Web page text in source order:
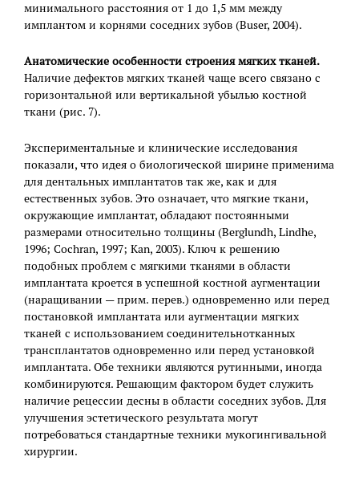
минимального расстояния от 1 до 1,5 мм между
имплантом и корнями соседних зубов (Buser, 2004).
Анатомические особенности строения мягких тканей.
Наличие дефектов мягких тканей чаще всего связано с
горизонтальной или вертикальной убылью костной
ткани (рис. 7).
Экспериментальные и клинические исследования
показали, что идея о биологической ширине применима
для дентальных имплантатов так же, как и для
естественных зубов. Это означает, что мягкие ткани,
окружающие имплантат, обладают постоянными
размерами относительно толщины (Berglundh, Lindhe,
1996; Cochran, 1997; Kan, 2003). Ключ к решению
подобных проблем с мягкими тканями в области
имплантата кроется в успешной костной аугментации
(наращивании — прим. перев.) одновременно или перед
постановкой имплантата или аугментации мягких
тканей с использованием соединительнотканных
трансплантатов одновременно или перед установкой
имплантата. Обе техники являются рутинными, иногда
комбинируются. Решающим фактором будет служить
наличие рецессии десны в области соседних зубов. Для
улучшения эстетического результата могут
потребоваться стандартные техники мукогингивальной
хирургии.